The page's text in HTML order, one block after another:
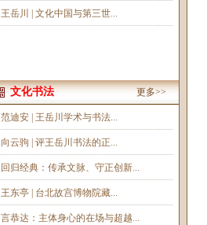
王岳川 | 文化中国与第三世...
文化书法 更多>>
范迪安 | 王岳川学术与书法...
向云驹 | 评王岳川书法的正...
回归经典：传承文脉、守正创新...
王东亭 | 台北故宫博物院藏...
言恭达：主体身心的在场与超越...